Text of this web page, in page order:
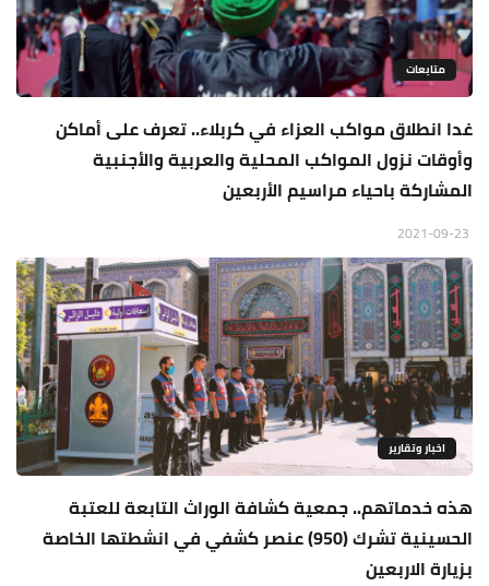
متابعات
غدا انطلاق مواكب العزاء في كربلاء.. تعرف على أماكن
وأوقات نزول المواكب المحلية والعربية والأجنبية
المشاركة باحياء مراسيم الأربعين
اخبار وتقارير
هذه خدماتهم.. جمعية كشافة الوراث التابعة للعتبة
الحسينية تشرك (950) عنصر كشفي في انشطتها الخاصة
بزيارة الاربعين